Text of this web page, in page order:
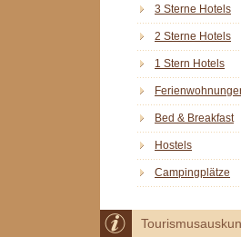
3 Sterne Hotels
2 Sterne Hotels
1 Stern Hotels
Bed & Breakfast
Hostels
Campingplätze